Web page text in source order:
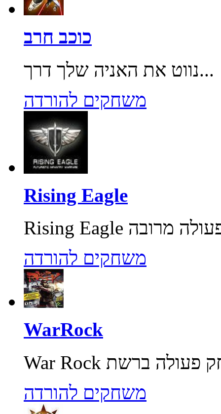
כוכב חרב
נווט את האניה שלך דרך...
משחקים להורדה
Rising Eagle
משחקים להורדה
WarRock
משחקים להורדה